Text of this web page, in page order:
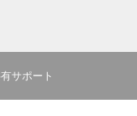
サポート